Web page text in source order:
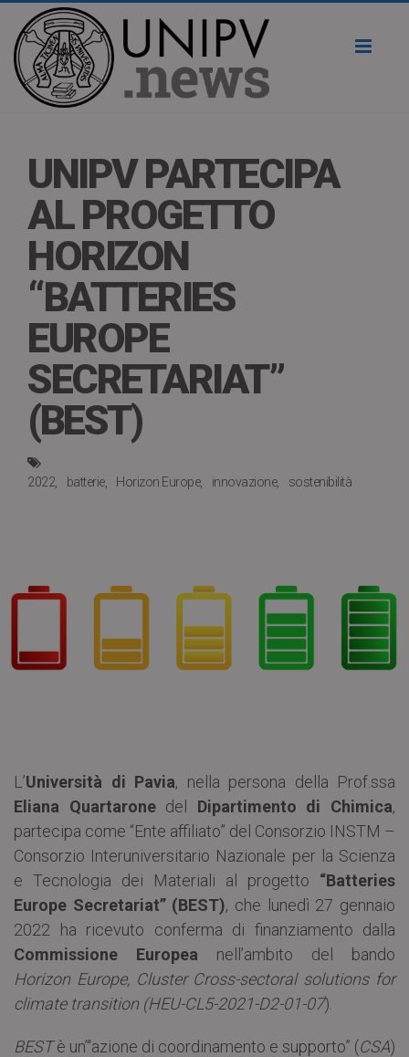
UNIPV PARTECIPA
AL PROGETTO
HORIZON
“BATTERIES
EUROPE
SECRETARIAT”
(BEST)
2022 batterie Horizon Europe innovazione sostenibilità
L’Università di Pavia, nella persona della Prof.ssa
Eliana Quartaronedel Dipartimento di Chimica,
partecipa come “Ente affiliato” del Consorzio INSTM –
Consorzio Interuniversitario Nazionale per la Scienza
e Tecnologia dei Materiali al progetto “Batteries
Europe Secretariat” (BEST), che lunedì 27 gennaio
2022 ha ricevuto conferma di finanziamento dalla
Commissione Europea nell’ambito del bando
Horizon Europe, Cluster Cross-sectoral solutions for
climate transition (HEU-CL5-2021-D2-01-07).
BESTè un’“azione di coordinamento e supporto” (CSA)